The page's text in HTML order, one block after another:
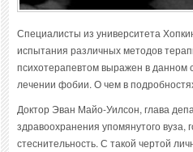
Специалисты из университета
испытания различных методов
психотерапевтом выражен в данном
лечении фобии. О чем в
Доктор Эван Майо-Уилсон, глава
здравоохранения упомянутого
стеснительность. С такой чертой